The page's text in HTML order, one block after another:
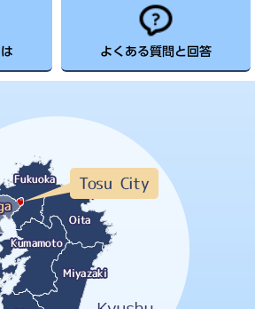
よくある質問と回答